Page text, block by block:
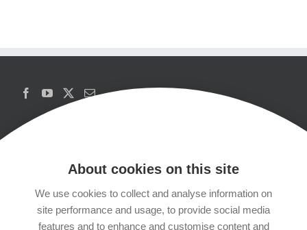
Copyrights
About cookies on this site
We use cookies to collect and analyse information on
site performance and usage, to provide social media
features and to enhance and customise content and